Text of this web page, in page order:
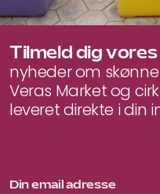
Tilmeld dig
nyheder om
Veras Market og
leveret direkte i din